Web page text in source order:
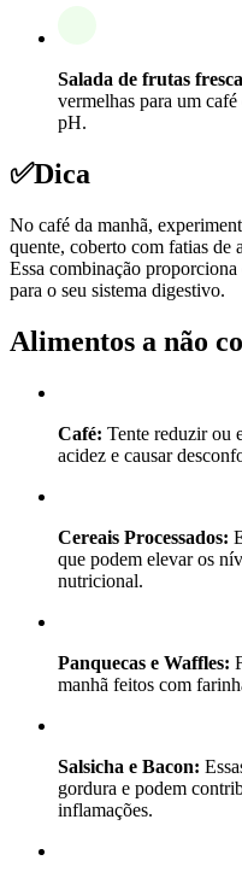
Salada de frutas
vermelhas para um
pH.
✅Dica
No café da manhã,
quente, coberto com fatias de
Essa combinação
para o seu sistema digestivo.
Alimentos a não
Café: Tente reduzir ou
acidez e causar
Cereais Processados:
que podem elevar os
nutricional.
Panquecas e Waffles:
manhã feitos com
Salsicha e Bacon:
gordura e podem
inflamações.